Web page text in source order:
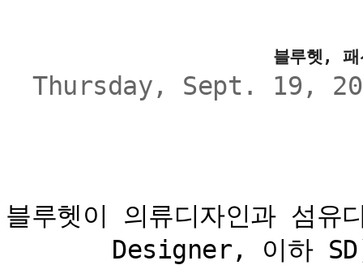
블루헷,
Thursday, Sept. 19,
블루헷이 의류디자인과 섬
Designer, 이하